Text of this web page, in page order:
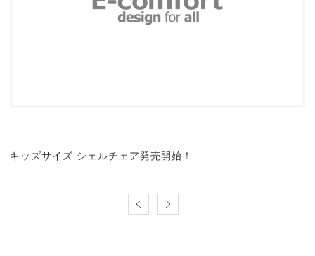
キッズサイズ シェルチェア発売開始！